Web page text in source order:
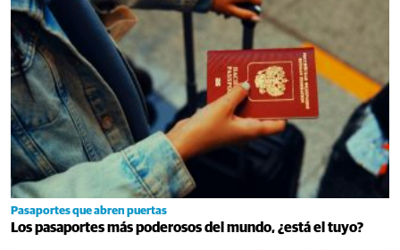
Pasaportes que abren puertas
Los pasaportes más poderosos del mundo, ¿está el tuyo?